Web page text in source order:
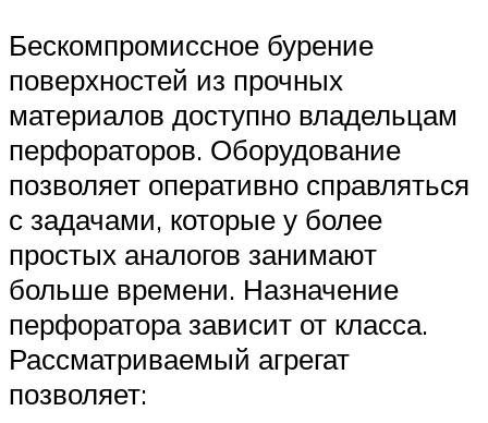
Бескомпромиссное бурение
поверхностей из прочных
материалов доступно владельцам
перфораторов. Оборудование
позволяет оперативно справляться
с задачами, которые у более
простых аналогов занимают
больше времени. Назначение
перфоратора зависит от класса.
Рассматриваемый агрегат
позволяет: